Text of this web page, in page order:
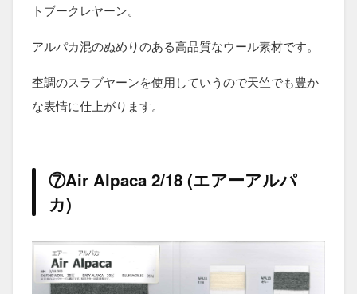
トブークレヤーン。
アルパカ混のぬめりのある高品質なウール素材です。
杢調のスラブヤーンを使用していうので天竺でも豊か
な表情に仕上がります。
⑦Air Alpaca 2/18 (エアーアルパ
カ)